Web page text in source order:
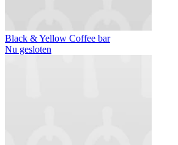
Black & Yellow Coffee bar
Nu gesloten